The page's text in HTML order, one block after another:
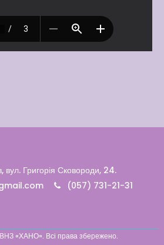
Читати далі
вул. Григорія Сковороди, 24.
(057) 731-21-31
«ХАНО». Всі права збережено.